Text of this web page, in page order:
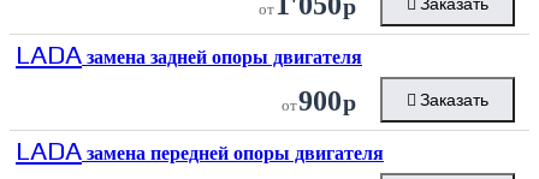
от р Заказать
LADA замена задней опоры двигателя
от900р Заказать
LADA замена передней опоры двигателя